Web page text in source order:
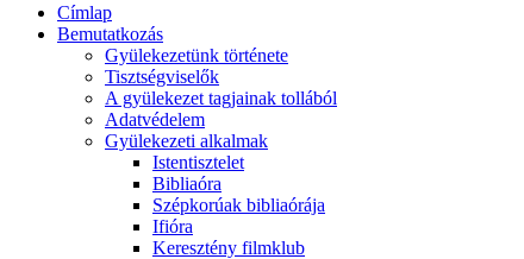
Címlap
Bemutatkozás
Gyülekezetünk története
Tisztségviselők
A gyülekezet tagjainak tollából
Adatvédelem
Gyülekezeti alkalmak
Istentisztelet
Bibliaóra
Szépkorúak bibliaórája
Ifióra
Keresztény filmklub